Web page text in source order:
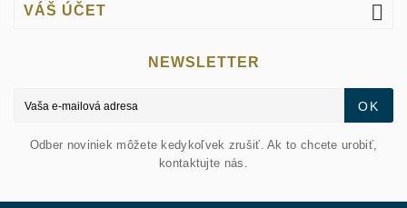
VÁŠ ÚČET 
NEWSLETTER
OK
Odber noviniek môžete kedykoľvek zrušiť. Ak to chcete urobiť,
kontaktujte nás.